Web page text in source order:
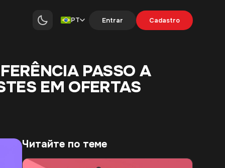
PT Entrar Cadastro
PASSO A
EM OFERTAS
Читайте по теме